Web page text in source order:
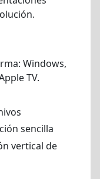
Windows,
TV.
sencilla
vertical de